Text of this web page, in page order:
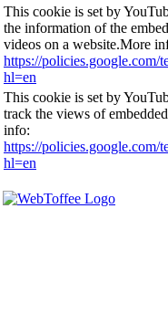
This cookie is set by
the information of the
videos on a website.More
https://policies.google.com/
hl=en
This cookie is set by
track the views of
info:
https://policies.google.com/
hl=en